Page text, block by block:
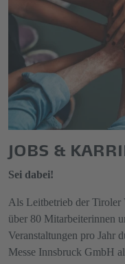
JOBS &
Sei dabei!
Als Leitbetrieb der Tiroler
über 80 Mitarbeiterinnen
Veranstaltungen pro Jahr
Messe Innsbruck GmbH